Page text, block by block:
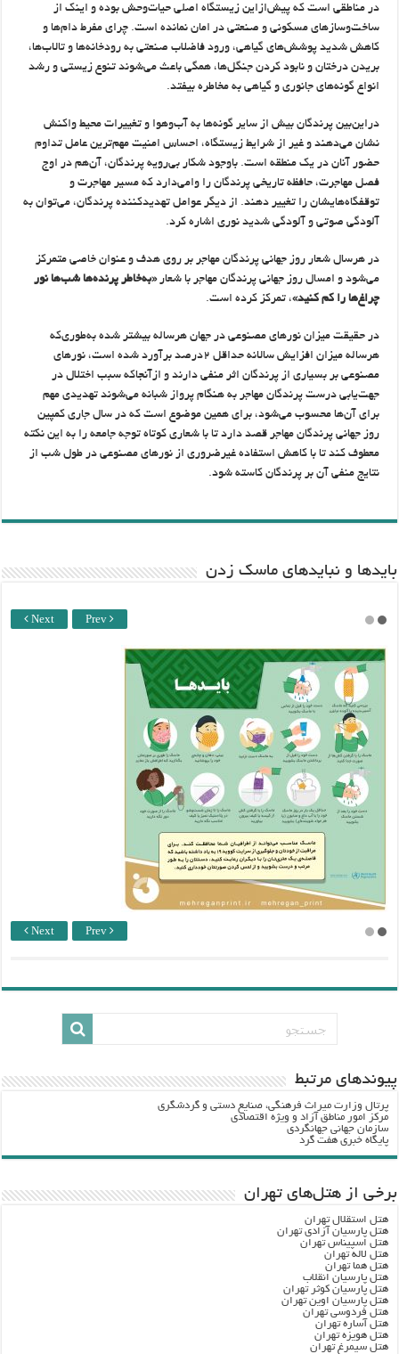
در مناطقی است که پیش‌ازاین زیستگاه اصلی حیات‌وحش بوده و اینک از
ساخت‌وسازهای مسکونی و صنعتی در امان نمانده است. چرای مفرط دام‌ها و
کاهش شدید پوشش‌های گیاهی، ورود فاضلاب صنعتی به رودخانه‌ها و تالاب‌ها،
بریدن درختان و نابود کردن جنگل‌ها، همگی باعث می‌شوند تنوع زیستی و رشد
انواع گونه‌های جانوری و گیاهی به مخاطره بیفتد.
دراین‌بین پرندگان بیش از سایر گونه‌ها به آب‌وهوا و تغییرات محیط واکنش
نشان می‌دهند و غیر از شرایط زیستگاه، احساس امنیت مهم‌ترین عامل تداوم
حضور آنان در یک منطقه است. باوجود شکار بی‌رویه پرندگان، آن‌هم در اوج
فصل مهاجرت، حافظه تاریخی پرندگان را وامی‌دارد که مسیر مهاجرت و
توقفگاه‌هایشان را تغییر دهند. از دیگر عوامل تهدیدکننده پرندگان، می‌توان به
آلودگی صوتی و آلودگی شدید نوری اشاره کرد.
در هرسال شعار روز جهانی پرندگان مهاجر بر روی هدف و عنوان خاصی متمرکز
می‌شود و امسال روز جهانی پرندگان مهاجر با شعار«به‌خاطر پرنده‌ها شب‌ها نور
چراغ‌ها را کم کنید»، تمرکز کرده است.
در حقیقت میزان نورهای مصنوعی در جهان هرساله بیشتر شده به‌طوری‌که
هرساله میزان افزایش سالانه حداقل ۲درصد برآورد شده است، نورهای
مصنوعی بر بسیاری از پرندگان اثر منفی دارند و ازآنجاکه سبب اختلال در
جهت‌یابی درست پرندگان مهاجر به هنگام پرواز شبانه می‌شوند تهدیدی مهم
برای آن‌ها محسوب می‌شود، برای همین موضوع است که در سال جاری کمپین
روز جهانی پرندگان مهاجر قصد دارد تا با شعاری کوتاه توجه جامعه را به این نکته
معطوف کند تا با کاهش استفاده غیرضروری از نورهای مصنوعی در طول شب از
نتایج منفی آن بر پرندگان کاسته شود.
باید‌ها و نبایدهای ماسک زدن
Next Prev
Next Prev
پيوندهاي مرتبط
پرتال وزارت ميراث فرهنگي، صنایع دستی و گردشگري
مرکز امور مناطق آزاد و ویژه اقتصادی
سازمان جهانی جهانگردی
پایگاه خبری هفت گرد
برخی از هتل‌های تهران
هتل استقلال تهران
هتل پارسیان آزادی تهران
هتل اسپیناس تهران
هتل لاله تهران
هتل هما تهران
هتل پارسیان انقلاب
هتل پارسیان کوثر تهران
هتل پارسیان اوین تهران
هتل فردوسی تهران
هتل آساره تهران
هتل هویزه تهران
هتل سیمرغ تهران